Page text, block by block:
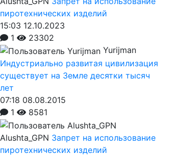
пиротехнических изделий
15:03 12.10.2023
1
23302
Yurijman
Индустриально развитая цивилизация
существует на Земле десятки тысяч
лет
07:18 08.08.2015
1
8581
Alushta_GPN Запрет на использование
пиротехнических изделий